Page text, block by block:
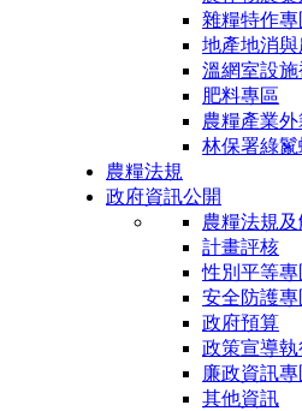
雜糧特作專
地產地消
溫網室設
肥料專區
農糧產業
林保署綠
農糧法規
政府資訊公開
農糧法規
計畫評核
性別平等專
安全防護專
政府預算
政策宣導
廉政資訊專
其他資訊